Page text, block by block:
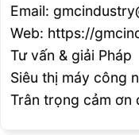
Email:
Web: https://
Tư vấn & giải Pháp
Siêu thị máy công
Trân trọng cảm ơn